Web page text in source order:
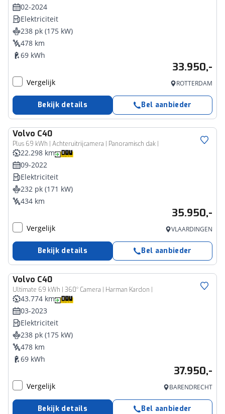
02-2024
Elektriciteit
238 pk (175 kW)
478 km
69 kWh
33.950,-
Vergelijk ROTTERDAM
Bekijk details Bel aanbieder
Volvo C40
Plus 69 kWh | Achteruitrijcamera | Panoramisch dak |
22.298 km
09-2022
Elektriciteit
232 pk (171 kW)
434 km
35.950,-
Vergelijk VLAARDINGEN
Bekijk details Bel aanbieder
Volvo C40
Ultimate 69 kWh | 360° Camera | Harman Kardon |
43.774 km
03-2023
Elektriciteit
238 pk (175 kW)
478 km
69 kWh
37.950,-
Vergelijk BARENDRECHT
Bekijk details Bel aanbieder